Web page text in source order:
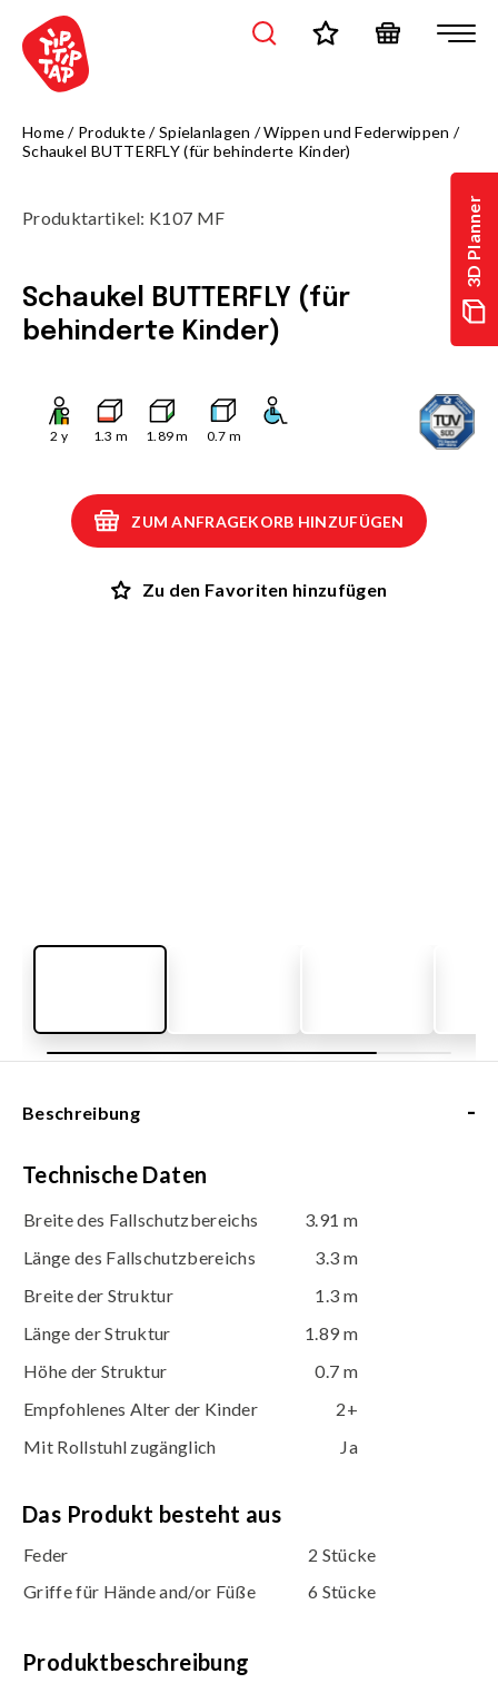
3D Planner
Home/ Produkte/Spielanlagen /Wippen und Federwippen /
Schaukel BUTTERFLY (für behinderte Kinder)
Produktartikel: K107 MF
Schaukel BUTTERFLY (für
behinderte Kinder)
2 y 1.3 m 1.89m 0.7 m
ZUM ANFRAGEKORB HINZUFÜGEN
Zu den Favoriten hinzufügen
Beschreibung -
Technische Daten
Breite des Fallschutzbereichs
3.91 m
Länge des Fallschutzbereichs
3.3 m
Breite der Struktur
1.3 m
Länge der Struktur
1.89 m
Höhe der Struktur
0.7 m
Empfohlenes Alter der Kinder
2+
Mit Rollstuhl zugänglich
Ja
Das Produkt besteht aus
Feder
2 Stücke
Griffe für Hände and/or Füße
6 Stücke
Produktbeschreibung